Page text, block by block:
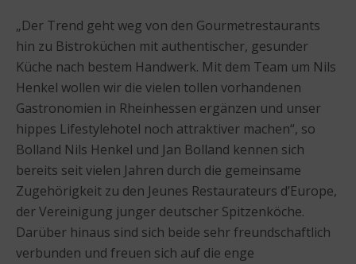
„Der Trend geht weg von den Gourmetrestaurants
hin zu Bistroküchen mit authentischer, gesunder
Küche nach bestem Handwerk. Mit dem Team um Nils
Henkel wollen wir die vielen tollen vorhandenen
Gastronomien in Rheinhessen ergänzen und unser
hippes Lifestylehotel noch attraktiver machen“, so
Bolland Nils Henkel und Jan Bolland kennen sich
bereits seit vielen Jahren durch die gemeinsame
Zugehörigkeit zu den Jeunes Restaurateurs d’Europe,
der Vereinigung junger deutscher Spitzenköche.
Darüber hinaus sind sich beide sehr freundschaftlich
verbunden und freuen sich auf die enge